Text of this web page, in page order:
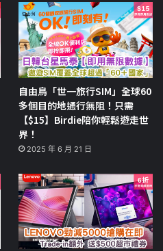
自由鳥「世一旅行SIM」全球60
多個目的地通行無阻！只需
【$15】Birdie陪你輕鬆遊走世
界！
2025 年 6 月 21 日